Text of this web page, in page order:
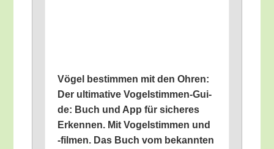
Vögel bestim­men mit den Ohren:
Der ulti­ma­ti­ve Vogel­stim­men-Gui­
de: Buch und App für siche­res
Erken­nen. Mit Vogel­stim­men und
‑fil­men. Das Buch vom bekann­ten